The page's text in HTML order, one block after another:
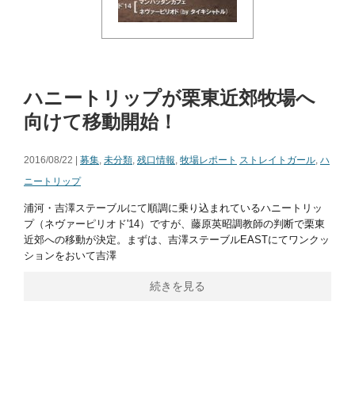
ハニートリップが栗東近郊牧場へ
向けて移動開始！
2016/08/22 | 募集, 未分類, 残口情報, 牧場レポート ストレイトガール, ハ
ニートリップ
浦河・吉澤ステーブルにて順調に乗り込まれているハニートリッ
プ（ネヴァーピリオド'14）ですが、藤原英昭調教師の判断で栗東
近郊への移動が決定。まずは、吉澤ステーブルEASTにてワンクッ
ションをおいて吉澤
続きを見る